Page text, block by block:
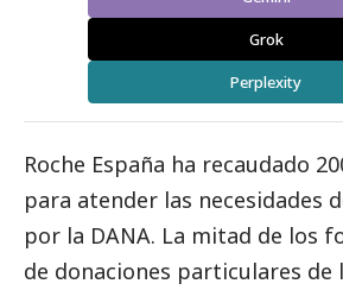
Grok
Perplexity
Roche España ha recaudado
para atender las necesidades
por la DANA. La mitad de los
de donaciones particulares de